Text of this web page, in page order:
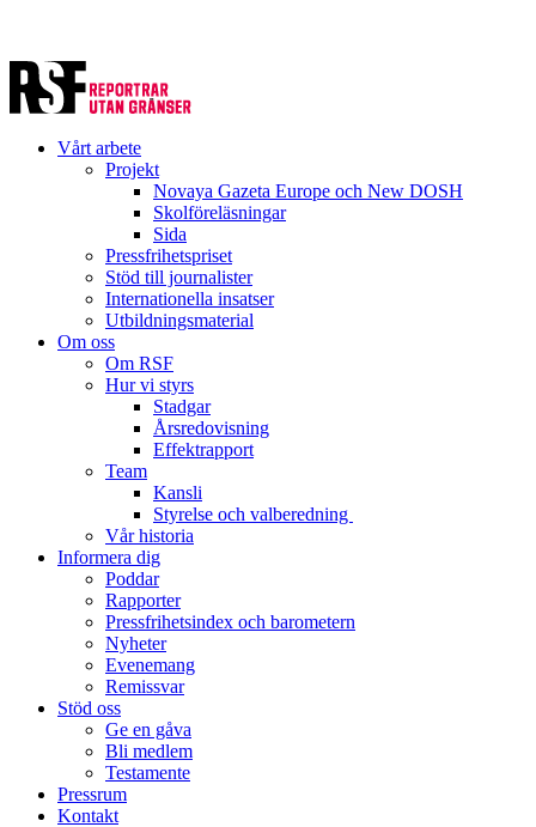
Vårt arbete
Projekt
Novaya Gazeta Europe och New DOSH
Skolföreläsningar
Sida
Pressfrihetspriset
Stöd till journalister
Internationella insatser
Utbildningsmaterial
Om oss
Om RSF
Hur vi styrs
Stadgar
Årsredovisning
Effektrapport
Team
Kansli
Styrelse och valberedning
Vår historia
Informera dig
Poddar
Rapporter
Pressfrihetsindex och barometern
Nyheter
Evenemang
Remissvar
Stöd oss
Ge en gåva
Bli medlem
Testamente
Pressrum
Kontakt